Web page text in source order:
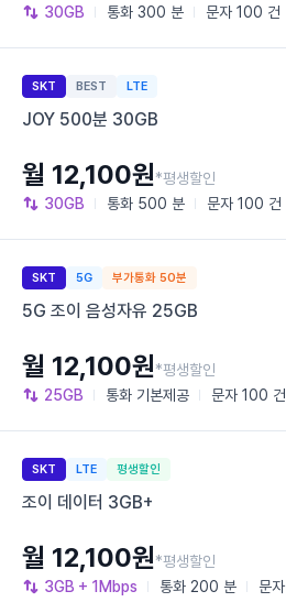
30GB 통화 300 분 문자 100 건
SKT BEST LTE
JOY 500분 30GB
30GB 통화 500 분 문자 100 건
월 12,100원*평생할인
SKT 5G 부가통화 50분
5G 조이 음성자유 25GB
25GB 통화 기본제공 문자 100 건
월 12,100원*평생할인
SKT LTE 평생할인
조이 데이터 3GB+
3GB + 1Mbps 통화 200 분 문자
월 12,100원*평생할인